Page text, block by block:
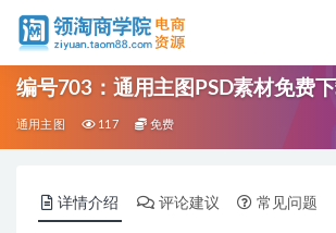
编号703：通用主图PSD素材免费
通用主图 117 免费
详情介绍 评论建议 常见问题